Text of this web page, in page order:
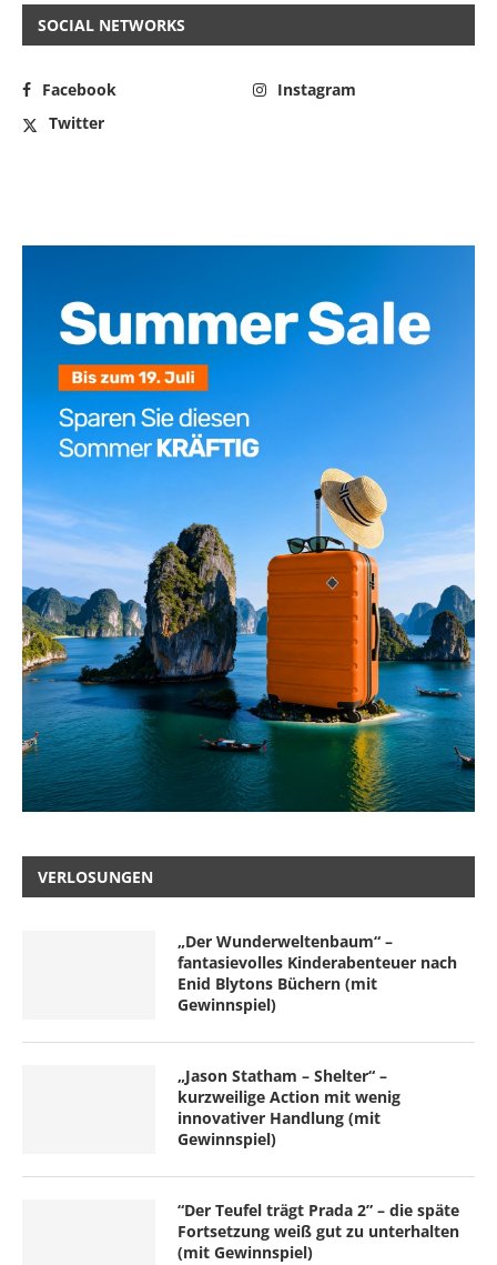
SOCIAL NETWORKS
Facebook
Instagram
Twitter
VERLOSUNGEN
„Der Wunderweltenbaum“ –
fantasievolles Kinderabenteuer nach
Enid Blytons Büchern (mit
Gewinnspiel)
„Jason Statham – Shelter“ –
kurzweilige Action mit wenig
innovativer Handlung (mit
Gewinnspiel)
“Der Teufel trägt Prada 2” – die späte
Fortsetzung weiß gut zu unterhalten
(mit Gewinnspiel)